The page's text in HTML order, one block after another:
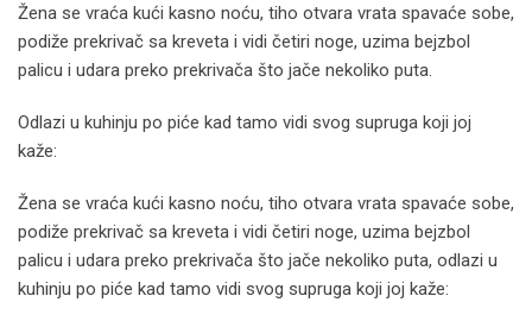
Žena se vraća kući kasno noću, tiho otvara vrata spavaće sobe,
podiže prekrivač sa kreveta i vidi četiri noge, uzima bejzbol
palicu i udara preko prekrivača što jače nekoliko puta.
Odlazi u kuhinju po piće kad tamo vidi svog supruga koji joj
kaže:
Žena se vraća kući kasno noću, tiho otvara vrata spavaće sobe,
podiže prekrivač sa kreveta i vidi četiri noge, uzima bejzbol
palicu i udara preko prekrivača što jače nekoliko puta, odlazi u
kuhinju po piće kad tamo vidi svog supruga koji joj kaže: